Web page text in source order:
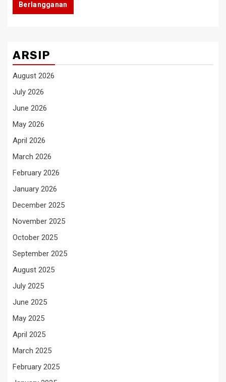
Berlangganan
ARSIP
August 2026
July 2026
June 2026
May 2026
April 2026
March 2026
February 2026
January 2026
December 2025
November 2025
October 2025
September 2025
August 2025
July 2025
June 2025
May 2025
April 2025
March 2025
February 2025